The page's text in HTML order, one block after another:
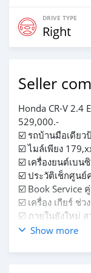
DRIVE TYPE
Right
Seller
Honda CR-V 2.4
529,000.-
☑️ รถบ้านมือเดียว
☑️ ไมล์เพียง
☑️ เครื่องยนต์เบน
☑️ ประวัติเช็กศูนย์
☑️ Book Service
☑️ เครื่อง เกียร์ ช่
☑️ ภายในยังใหม่ ส
☑️ รับประกันไม่มีช
* ป้ายทะเบียนสลั
Show more